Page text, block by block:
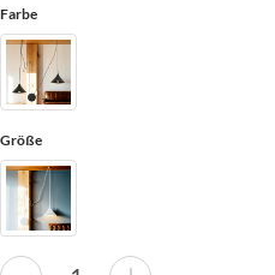
Farbe
Größe